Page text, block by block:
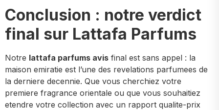
Conclusion : notre verdict
final sur Lattafa Parfums
Notre lattafa parfums avis final est sans appel : la
maison emiratie est l’une des revelations parfumees de
la derniere decennie. Que vous cherchiez votre
premiere fragrance orientale ou que vous souhaitiez
etendre votre collection avec un rapport qualite-prix